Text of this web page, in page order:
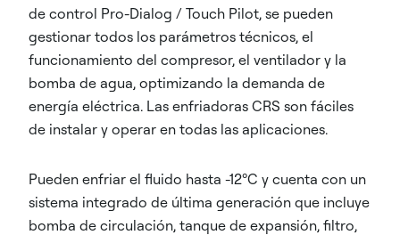
de control Pro-Dialog / Touch Pilot, se pueden
gestionar todos los parámetros técnicos, el
funcionamiento del compresor, el ventilador y la
bomba de agua, optimizando la demanda de
energía eléctrica. Las enfriadoras CRS son fáciles
de instalar y operar en todas las aplicaciones.
Pueden enfriar el fluido hasta -12ºC y cuenta con un
sistema integrado de última generación que incluye
bomba de circulación, tanque de expansión, filtro,